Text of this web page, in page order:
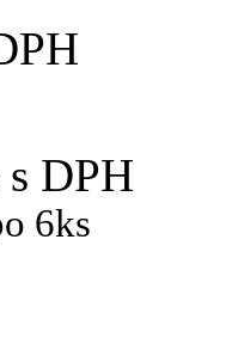
s DPH
6ks